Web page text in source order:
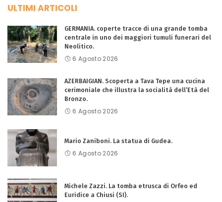
ULTIMI ARTICOLI
GERMANIA. coperte tracce di una grande tomba
centrale in uno dei maggiori tumuli funerari del
Neolitico.
6 Agosto 2026
AZERBAIGIAN. Scoperta a Tava Tepe una cucina
cerimoniale che illustra la socialità dell’Età del
Bronzo.
6 Agosto 2026
Mario Zaniboni. La statua di Gudea.
6 Agosto 2026
Michele Zazzi. La tomba etrusca di Orfeo ed
Euridice a Chiusi (SI).